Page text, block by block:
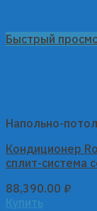
Быстрый
Напольно-
Кондиционер
сплит-система
88,390.00 ₽
Купить